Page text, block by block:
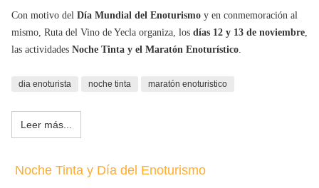
Con motivo del Día Mundial del Enoturismo y en conmemoración al
mismo, Ruta del Vino de Yecla organiza, los días 12 y 13 de noviembre,
las actividades Noche Tinta y el Maratón Enoturístico.
dia enoturista noche tinta maratón enoturistico
Leer más...
Noche Tinta y Día del Enoturismo